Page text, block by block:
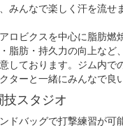
みんなで楽しく汗を流
ロビクスを中心に脂肪燃
脂肪・持久力の向上など
しております。ジム内で
ターと一緒にみんなで良
技スタジオ
ドバッグで打撃練習が可